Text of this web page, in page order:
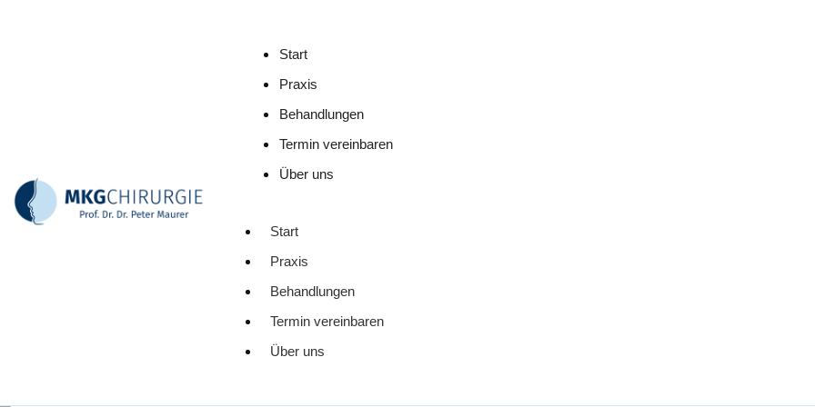
Start
Praxis
Behandlungen
Termin vereinbaren
Über uns
Start
Praxis
Behandlungen
Termin vereinbaren
Über uns